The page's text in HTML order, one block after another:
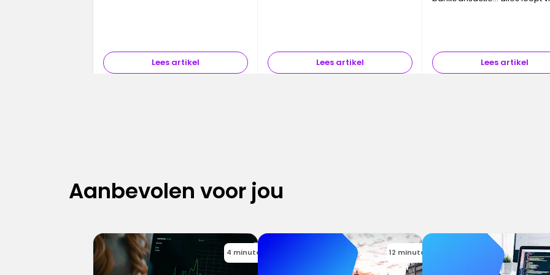
Lees artikel Lees artikel
Lees artikel
Aanbevolen voor jou
4 minutes 12 minutes